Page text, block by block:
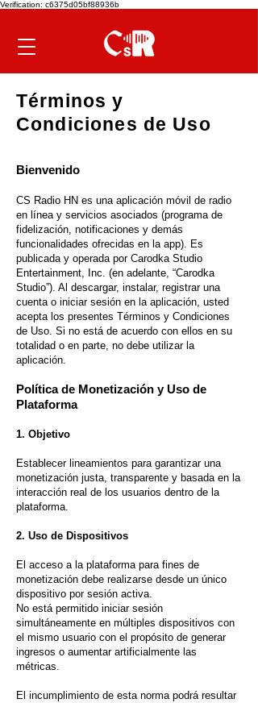
Verification: c6375d05bf88936b
Términos y
Condiciones de Uso
Bienvenido
CS Radio HN es una aplicación móvil de radio
en línea y servicios asociados (programa de
fidelización, notificaciones y demás
funcionalidades ofrecidas en la app). Es
publicada y operada por Carodka Studio
Entertainment, Inc. (en adelante, “Carodka
Studio”). Al descargar, instalar, registrar una
cuenta o iniciar sesión en la aplicación, usted
acepta los presentes Términos y Condiciones
de Uso. Si no está de acuerdo con ellos en su
totalidad o en parte, no debe utilizar la
aplicación.
Política de Monetización y Uso de
Plataforma
1. Objetivo
Establecer lineamientos para garantizar una
monetización justa, transparente y basada en la
interacción real de los usuarios dentro de la
plataforma.
2. Uso de Dispositivos
El acceso a la plataforma para fines de
monetización debe realizarse desde un único
dispositivo por sesión activa.
No está permitido iniciar sesión
simultáneamente en múltiples dispositivos con
el mismo usuario con el propósito de generar
ingresos o aumentar artificialmente las
métricas.
El incumplimiento de esta norma podrá resultar